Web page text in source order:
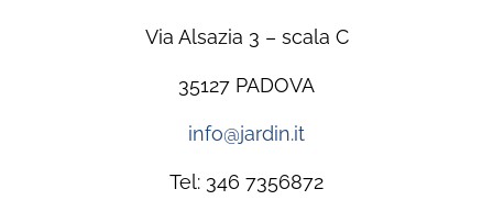
Via Alsazia 3 – scala C
35127 PADOVA
info@jardin.it
Tel: 346 7356872